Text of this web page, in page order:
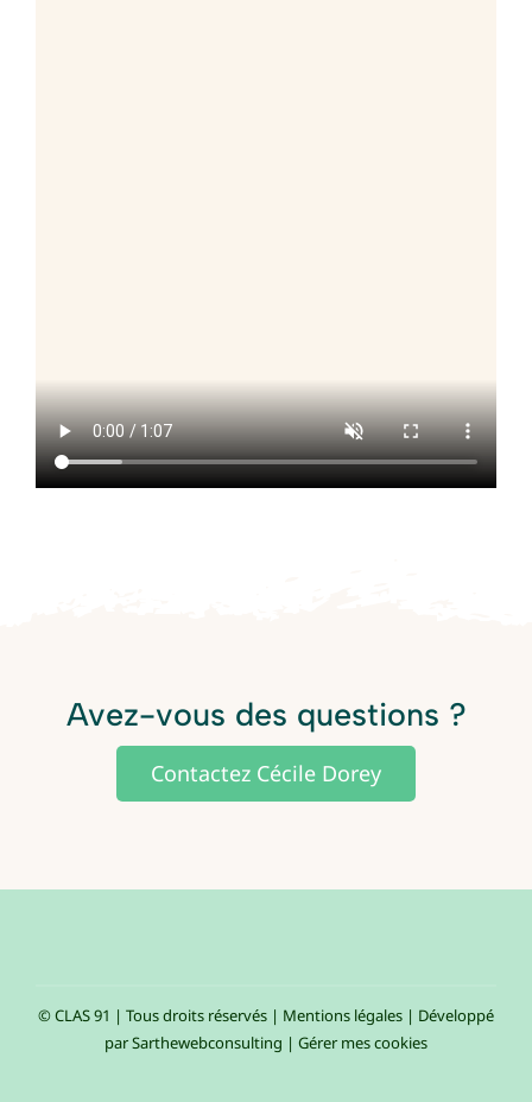
Avez-vous des questions ?
Contactez Cécile Dorey
© CLAS 91 | Tous droits réservés | Mentions légales | Développé
parSarthewebconsulting | Gérer mes cookies